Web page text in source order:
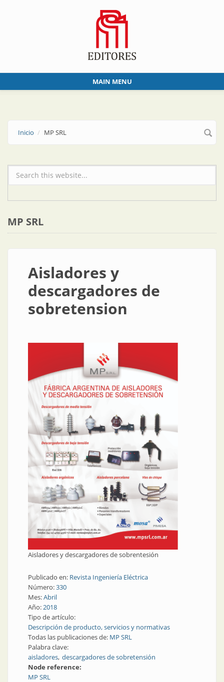
MAIN MENU
Inicio MP SRL
Formulario de búsqueda
MP SRL
Aisladores y
descargadores de
sobretension
Aisladores y descargadores de sobrentesión
Publicado en: Revista Ingeniería Eléctrica
Número:330
Mes:Abril
Año:2018
Tipo de artículo:
Descripción de producto, servicios y normativas
Todas las publicaciones de: MP SRL
Palabra clave:
aisladores descargadores de sobretensión
Node reference:
MP SRL